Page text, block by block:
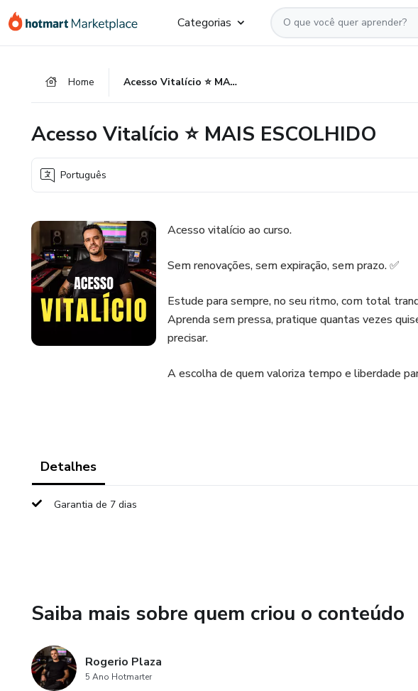
para
para
para
Categorias
Home Acesso Vitalício ⭐ MAIS ESCOLHIDO
Acesso Vitalício ⭐ MAIS ESCOLHIDO
Português
Acesso vitalício ao curso.
Sem renovações, sem expiração, sem prazo. ✅
Estude para sempre, no seu ritmo, com total
Aprenda sem pressa, pratique quantas vezes
precisar.
A escolha de quem valoriza tempo e liberdade
Detalhes
Garantia de 7 dias
Saiba mais sobre quem criou o conteúdo
Rogerio Plaza
5 Ano Hotmarter